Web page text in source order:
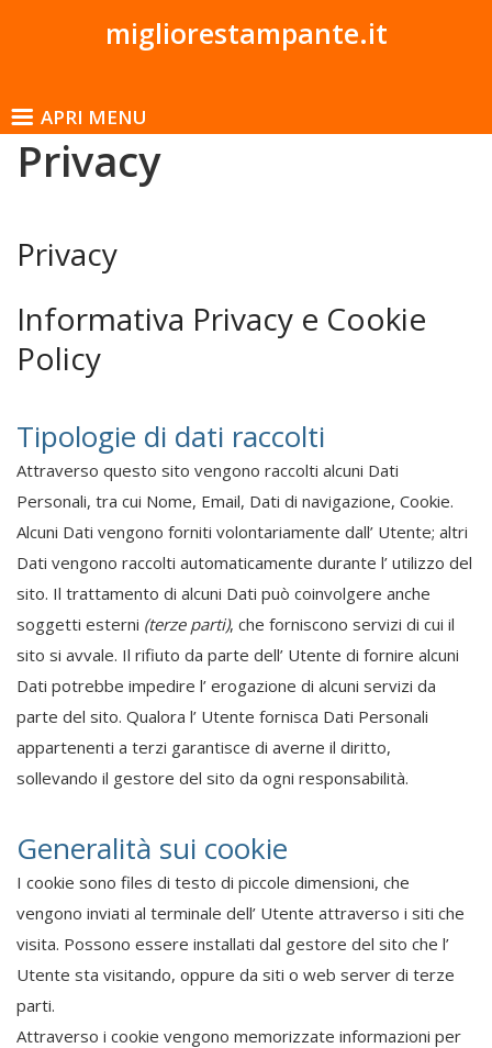
Privacy
Privacy
Informativa Privacy e Cookie
Policy
Tipologie di dati raccolti
Attraverso questo sito vengono raccolti alcuni Dati
Personali, tra cui Nome, Email, Dati di navigazione, Cookie.
Alcuni Dati vengono forniti volontariamente dall’ Utente; altri
Dati vengono raccolti automaticamente durante l’ utilizzo del
sito. Il trattamento di alcuni Dati può coinvolgere anche
soggetti esterni (terze parti), che forniscono servizi di cui il
sito si avvale. Il rifiuto da parte dell’ Utente di fornire alcuni
Dati potrebbe impedire l’ erogazione di alcuni servizi da
parte del sito. Qualora l’ Utente fornisca Dati Personali
appartenenti a terzi garantisce di averne il diritto,
sollevando il gestore del sito da ogni responsabilità.
Generalità sui cookie
I cookie sono files di testo di piccole dimensioni, che
vengono inviati al terminale dell’ Utente attraverso i siti che
visita. Possono essere installati dal gestore del sito che l’
Utente sta visitando, oppure da siti o web server di terze
parti.
Attraverso i cookie vengono memorizzate informazioni per
APRI MENU
migliorestampante.it